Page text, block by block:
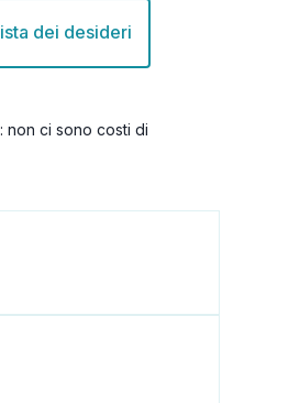
dei desideri
non ci sono costi di